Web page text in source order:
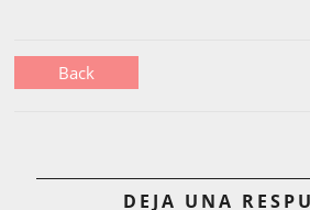
Back
DEJA UNA